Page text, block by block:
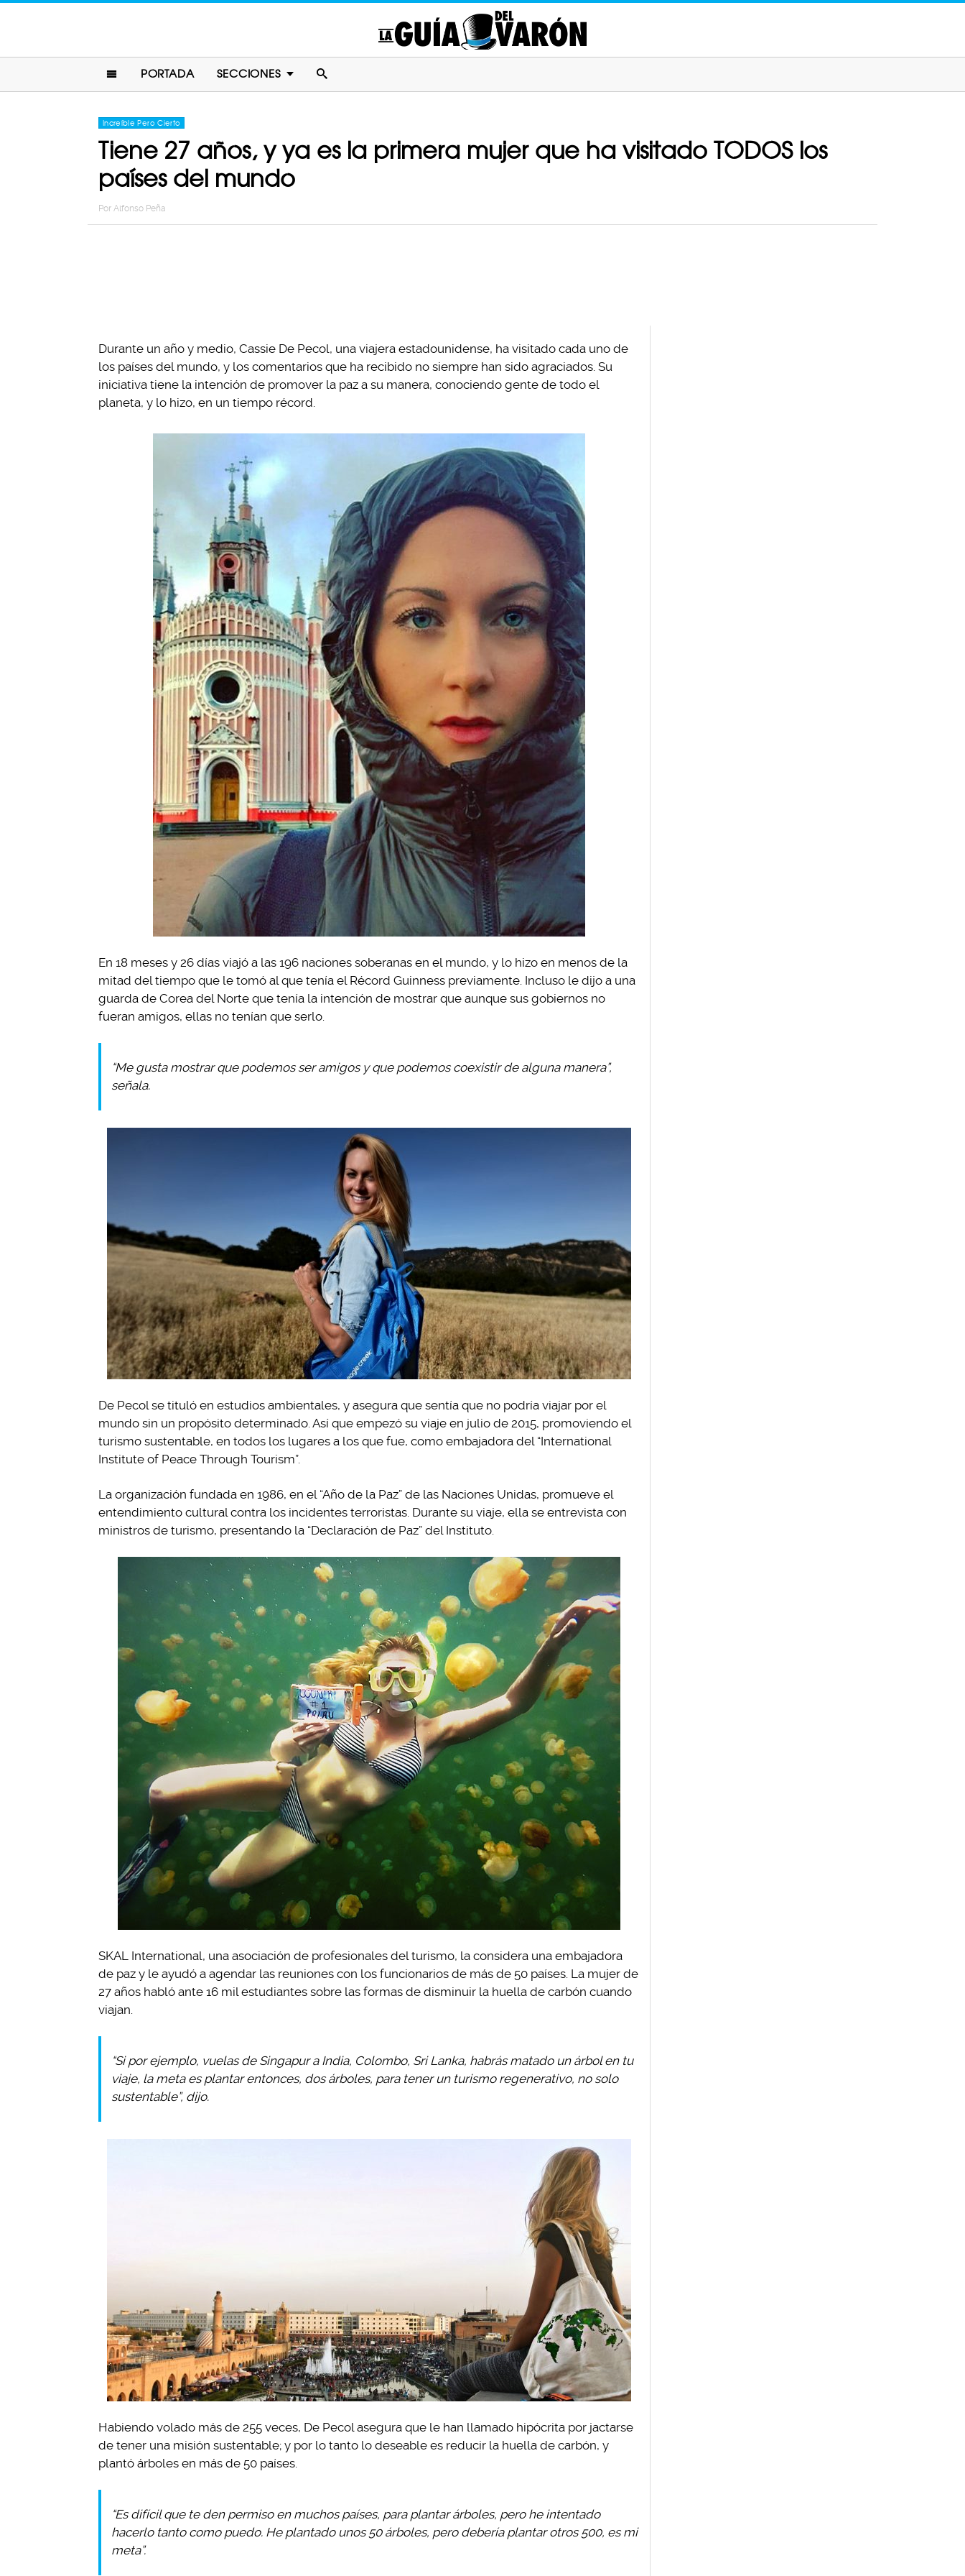
PORTADA SECCIONES
Increíble Pero Cierto
Tiene 27 años, y ya es la primera mujer que ha visitado TODOS los
países del mundo
Por Alfonso Peña
Durante un año y medio, Cassie De Pecol, una viajera estadounidense, ha visitado cada uno de
los países del mundo, y los comentarios que ha recibido no siempre han sido agraciados. Su
iniciativa tiene la intención de promover la paz a su manera, conociendo gente de todo el
planeta, y lo hizo, en un tiempo récord.
En 18 meses y 26 días viajó a las 196 naciones soberanas en el mundo, y lo hizo en menos de la
mitad del tiempo que le tomó al que tenía el Récord Guinness previamente. Incluso le dijo a una
guarda de Corea del Norte que tenía la intención de mostrar que aunque sus gobiernos no
fueran amigos, ellas no tenían que serlo.
“Me gusta mostrar que podemos ser amigos y que podemos coexistir de alguna manera”,
señala.
De Pecol se tituló en estudios ambientales, y asegura que sentía que no podría viajar por el
mundo sin un propósito determinado. Así que empezó su viaje en julio de 2015, promoviendo el
turismo sustentable, en todos los lugares a los que fue, como embajadora del “International
Institute of Peace Through Tourism”.
La organización fundada en 1986, en el “Año de la Paz” de las Naciones Unidas, promueve el
entendimiento cultural contra los incidentes terroristas. Durante su viaje, ella se entrevista con
ministros de turismo, presentando la “Declaración de Paz” del Instituto.
SKAL International, una asociación de profesionales del turismo, la considera una embajadora
de paz y le ayudó a agendar las reuniones con los funcionarios de más de 50 países. La mujer de
27 años habló ante 16 mil estudiantes sobre las formas de disminuir la huella de carbón cuando
viajan.
“Si por ejemplo, vuelas de Singapur a India, Colombo, Sri Lanka, habrás matado un árbol en tu
viaje, la meta es plantar entonces, dos árboles, para tener un turismo regenerativo, no solo
sustentable”, dijo.
Habiendo volado más de 255 veces, De Pecol asegura que le han llamado hipócrita por jactarse
de tener una misión sustentable; y por lo tanto lo deseable es reducir la huella de carbón, y
plantó árboles en más de 50 países.
“Es difícil que te den permiso en muchos países, para plantar árboles, pero he intentado
hacerlo tanto como puedo. He plantado unos 50 árboles, pero debería plantar otros 500, es mi
meta”.